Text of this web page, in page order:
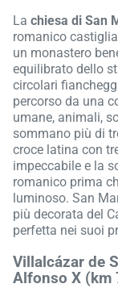
La chiesa di San
romanico
un monastero
equilibrato dello
circolari
percorso da una
umane, animali,
sommano più di
croce latina con
impeccabile e la
romanico prima
luminoso. San
più decorata del
perfetta nei suoi
Villalcázar de
Alfonso X (km